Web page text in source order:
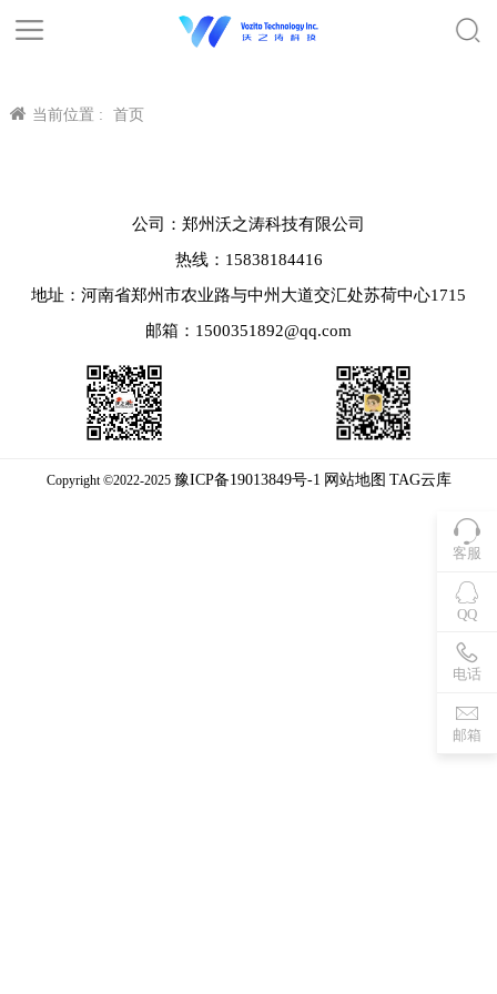
当前位置 : 首页
客服
QQ
电话
邮箱
公司：郑州沃之涛科技有限公司
热线：15838184416
地址：河南省郑州市农业路与中州大道交汇处苏荷中心1715
邮箱：1500351892@qq.com
Copyright ©2022-2025 豫ICP备19013849号-1 网站地图 TAG云库